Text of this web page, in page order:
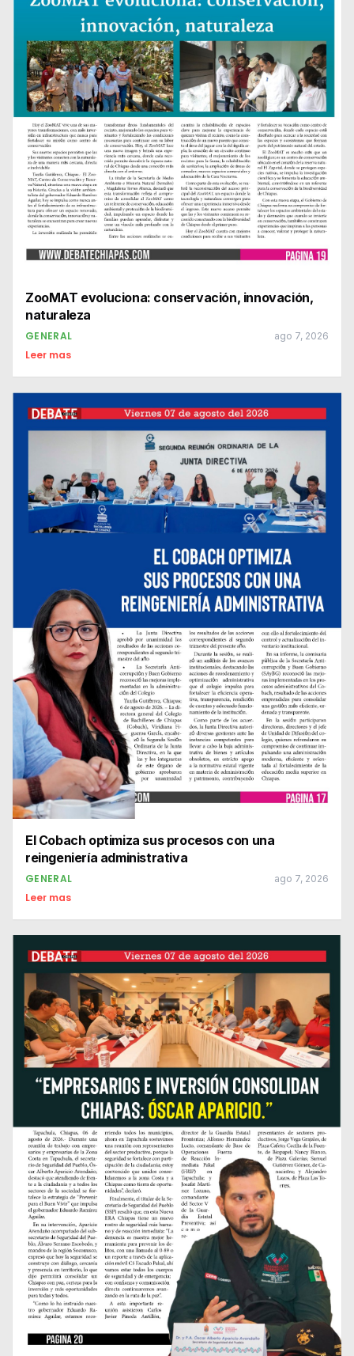
ZooMAT evoluciona: conservación, innovación,
naturaleza
GENERAL ago 7, 2026
Leer mas
El Cobach optimiza sus procesos con una
reingeniería administrativa
GENERAL ago 7, 2026
Leer mas